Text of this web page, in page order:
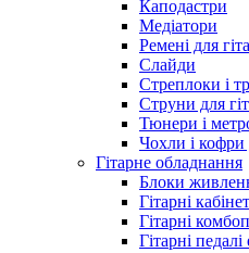
Каподастри
Медіатори
Ремені для
Слайди
Стреплоки і
Струни для
Тюнери і
Чохли і кофри
Гітарне обладнання
Блоки
Гітарні
Гітарні
Гітарні педалі